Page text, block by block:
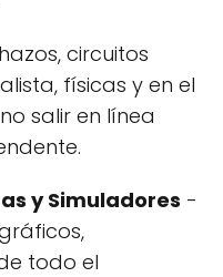
circuitos
físicas y en el
salir en línea
y Simuladores -
todo el